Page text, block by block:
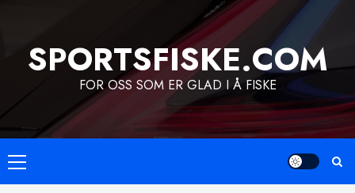
contentSPORTSFISKE.COM
FOR OSS SOM ER GLAD I Å FISKE
Primary
Menu